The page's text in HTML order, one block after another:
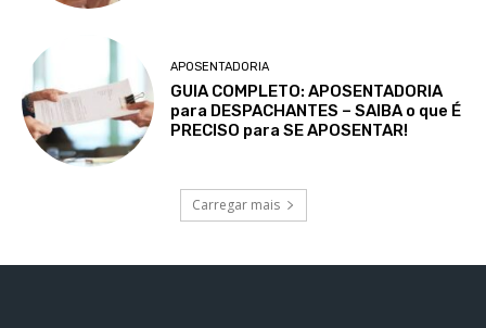
APOSENTADORIA
GUIA COMPLETO: APOSENTADORIA
para DESPACHANTES – SAIBA o que É
PRECISO para SE APOSENTAR!
Carregar mais